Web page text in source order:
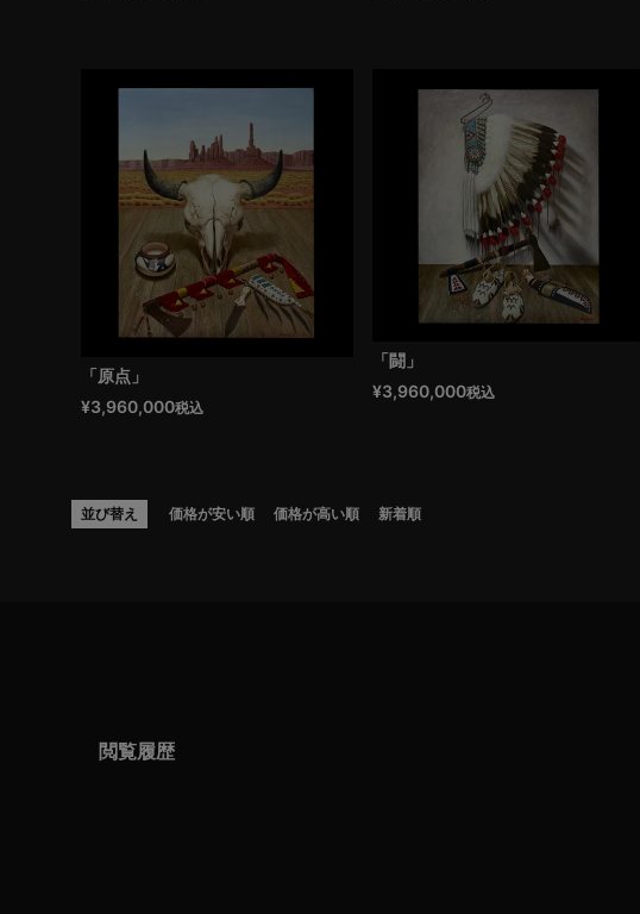
「原点」
¥3,960,000税込
「闘」
¥3,960,000税込
並び替え 価格が安い順 価格が高い順 新着順
閲覧履歴